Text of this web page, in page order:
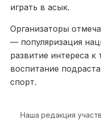
играть в асык.
Организаторы
— популяризация
развитие интереса
воспитание
спорт.
Наша редакция